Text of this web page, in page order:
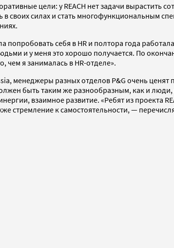
цели: у REACH нет задачи
в своих силах и стать многофункциональным
попробовать себя в HR и полтора года
и у меня это хорошо получается. По
чем я занималась в HR-отделе».
менеджеры разных отделов P&G очень ценят
быть таким же разнообразным, как и
взаимное развитие. «Ребят из проекта
стремление к самостоятельности, —